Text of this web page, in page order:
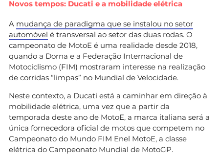
Novos tempos: Ducati e a mobilidade elétrica
A mudança de paradigma que se instalou no setor
automóvel é transversal ao setor das duas rodas. O
campeonato de MotoE é uma realidade desde 2018,
quando a Dorna e a Federação Internacional de
Motociclismo (FIM) mostraram interesse na realização
de corridas “limpas” no Mundial de Velocidade.
Neste contexto, a Ducati está a caminhar em direção à
mobilidade elétrica, uma vez que a partir da
temporada deste ano de MotoE, a marca italiana será a
única fornecedora oficial de motos que competem no
Campeonato do Mundo FIM Enel MotoE, a classe
elétrica do Campeonato Mundial de MotoGP.